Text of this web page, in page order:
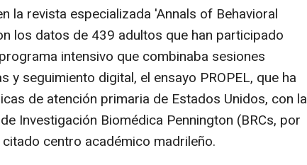
la revista especializada 'Annals of Behavioral
los datos de 439 adultos que han participado
intensivo que combinaba sesiones
y seguimiento digital, el ensayo PROPEL, que ha
de atención primaria de Estados Unidos, con la
Investigación Biomédica Pennington (BRCs, por
centro académico madrileño.